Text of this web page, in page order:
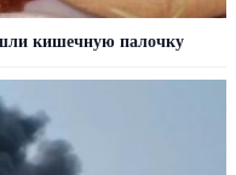
кишечную палочку